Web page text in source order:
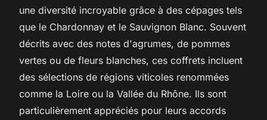
une diversité incroyable grâce à des cépages tels
que le Chardonnay et le Sauvignon Blanc. Souvent
décrits avec des notes d'agrumes, de pommes
vertes ou de fleurs blanches, ces coffrets incluent
des sélections de régions viticoles renommées
comme la Loire ou la Vallée du Rhône. Ils sont
particulièrement appréciés pour leurs accords